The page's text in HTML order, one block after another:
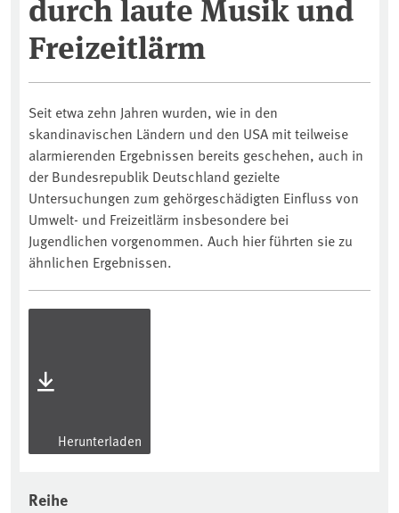
Freizeitlärm
Seit etwa zehn Jahren wurden, wie in den
skandinavischen Ländern und den USA mit teilweise
alarmierenden Ergebnissen bereits geschehen, auch in
der Bundesrepublik Deutschland gezielte
Untersuchungen zum gehörgeschädigten Einfluss von
Umwelt- und Freizeitlärm insbesondere bei
Jugendlichen vorgenommen. Auch hier führten sie zu
ähnlichen Ergebnissen.
Herunterladen
Reihe